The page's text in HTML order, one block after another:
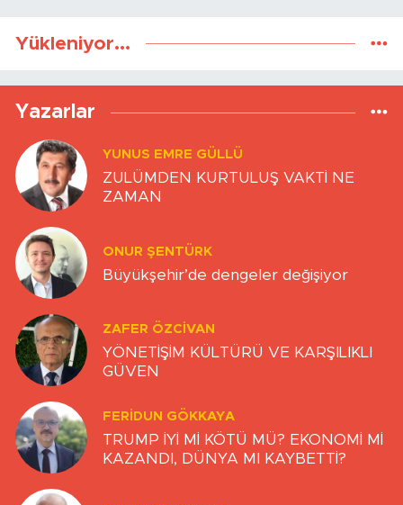
Yükleniyor...
Yazarlar
YUNUS EMRE GÜLLÜ
ZULÜMDEN KURTULUŞ VAKTİ NE
ZAMAN
ONUR ŞENTÜRK
Büyükşehir’de dengeler değişiyor
ZAFER ÖZCIVAN
YÖNETİŞİM KÜLTÜRÜ VE KARŞILIKLI
GÜVEN
FERIDUN GÖKKAYA
TRUMP İYİ Mİ KÖTÜ MÜ? EKONOMİ Mİ
KAZANDI, DÜNYA MI KAYBETTİ?